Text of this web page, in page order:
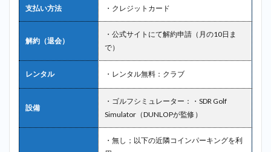
支払い方法 ・クレジットカード
解約（退会）
・公式サイトにて解約申請（月の10日ま
で）
レンタル ・レンタル無料：クラブ
設備
・ゴルフシミュレーター：・SDR Golf
Simulator（DUNLOPが監修）
・無し；以下の近隣コインパーキングを利